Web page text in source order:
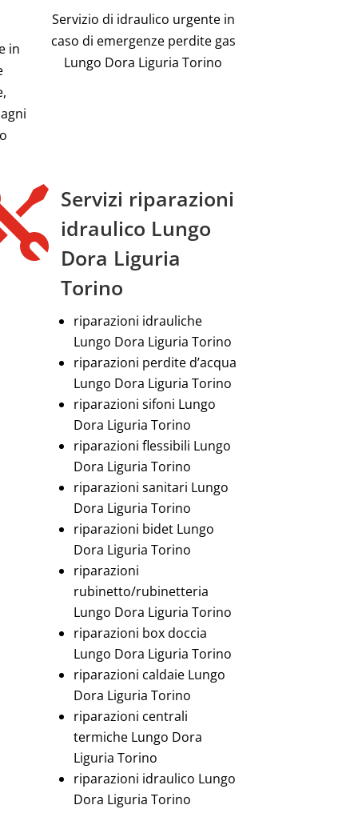
in
Servizio di idraulico urgente in
caso di emergenze perdite gas
Lungo Dora Liguria Torino
Servizi riparazioni
idraulico Lungo
Dora Liguria
Torino
riparazioni idrauliche
Lungo Dora Liguria Torino
riparazioni perdite d’acqua
Lungo Dora Liguria Torino
riparazioni sifoni Lungo
Dora Liguria Torino
riparazioni flessibili Lungo
Dora Liguria Torino
riparazioni sanitari Lungo
Dora Liguria Torino
riparazioni bidet Lungo
Dora Liguria Torino
riparazioni
rubinetto/rubinetteria
Lungo Dora Liguria Torino
riparazioni box doccia
Lungo Dora Liguria Torino
riparazioni caldaie Lungo
Dora Liguria Torino
riparazioni centrali
termiche Lungo Dora
Liguria Torino
riparazioni idraulico Lungo
Dora Liguria Torino